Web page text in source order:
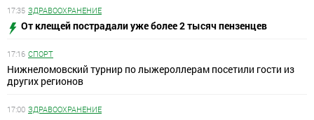
17:35 ЗДРАВООХРАНЕНИЕ
От клещей пострадали уже более 2 тысяч пензенцев
17:16 СПОРТ
Нижнеломовский турнир по лыжероллерам посетили гости из
других регионов
17:00 ЗДРАВООХРАНЕНИЕ